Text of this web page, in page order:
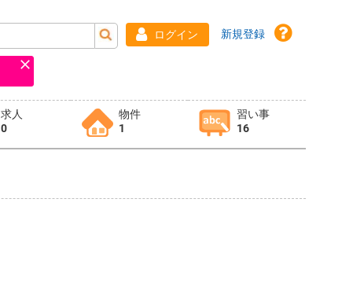
ログイン 新規登録
求人
0
物件
1
習い事
16